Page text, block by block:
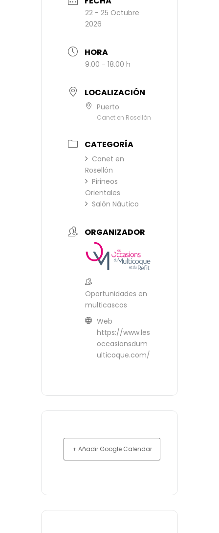
22 - 25 Octubre
2026
HORA
9.00 - 18.00 h
LOCALIZACIÓN
Puerto
Canet en Rosellón
CATEGORÍA
Canet en
Rosellón
Pirineos
Orientales
Salón Náutico
ORGANIZADOR
Oportunidades en
multicascos
Web
https://www.les
occasionsdum
ulticoque.com/
+ Añadir Google Calendar